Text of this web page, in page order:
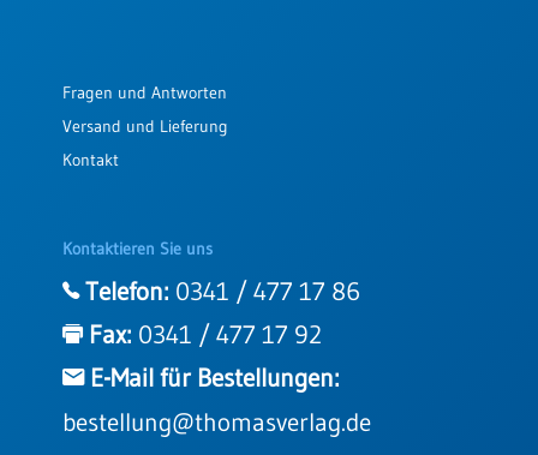
Fragen und Antworten
Versand und Lieferung
Kontakt
Kontaktieren Sie uns
Telefon: 0341 / 477 17 86
Fax: 0341 / 477 17 92
E-Mail für Bestellungen:
bestellung@thomasverlag.de